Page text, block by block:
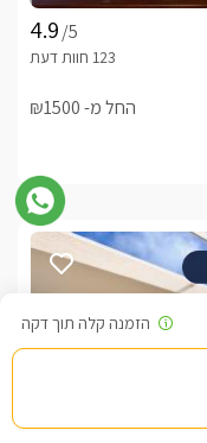
/5
החל מ- ₪1500